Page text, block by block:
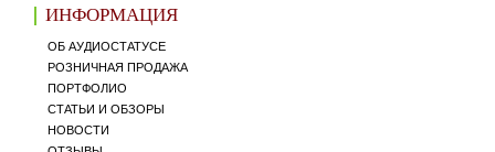
ИНФОРМАЦИЯ
ОБ АУДИОСТАТУСЕ
РОЗНИЧНАЯ ПРОДАЖА
ПОРТФОЛИО
СТАТЬИ И ОБЗОРЫ
НОВОСТИ